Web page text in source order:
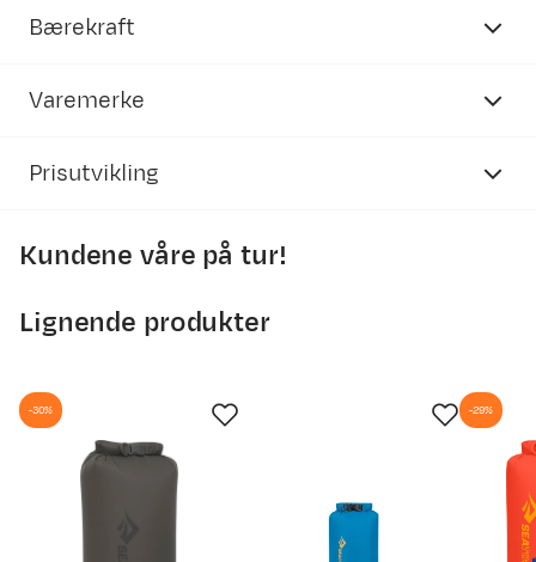
Bærekraft
Inneholder resirkulerte materialer
Vår egen merking av produkter som inneholder
Varemerke
Prisutvikling
250
300
400
450
3. jun. 29. jun. 12. jul.
Kundene våre på tur!
Lignende produkter
-30% -29%